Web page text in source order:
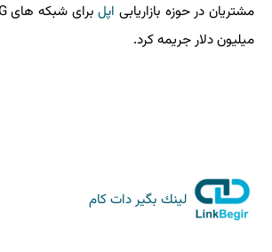
مشتریان در حوزه بازاریابی اپلبرای شبكه های ۴G، این
میلیون دلار جریمه كرد.
لینك بگیر دات كام